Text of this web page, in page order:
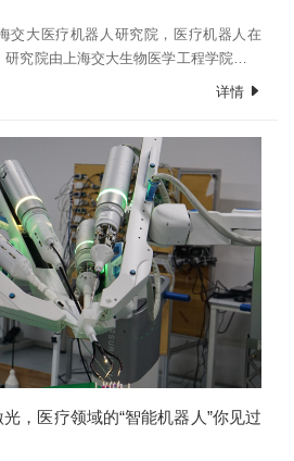
交大医疗机器人研究院，医疗机器人在
研究院由上海交大生物医学工程学院牵头
多个学科，英国皇家工程院院士、帝国
详情
，医疗领域的“智能机器人”你见过